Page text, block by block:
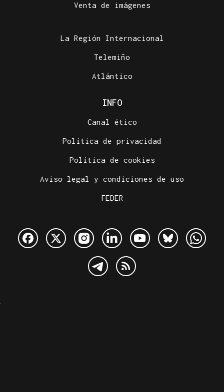
Venta de imágenes
La Región Internacional
Telemiño
Atlántico
INFO
Canal ético
Política de privacidad
Política de cookies
Aviso legal y condiciones de uso
FEDER